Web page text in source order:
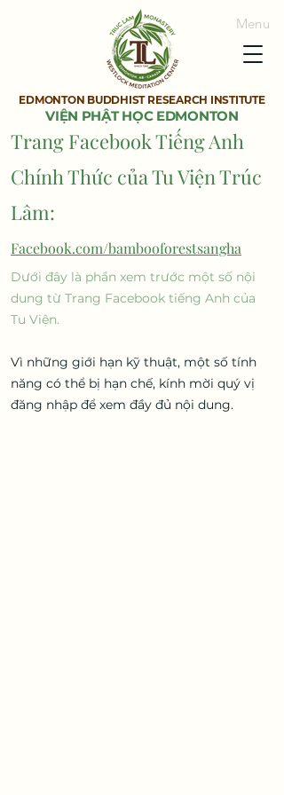
Menu
EDMONTON BUDDHIST RESEARCH INSTITUTE
VIỆN PHẬT HỌC EDMONTON
Trang Facebook Tiếng Anh
Chính Thức của Tu Viện Trúc
Lâm:
Facebook.com/bambooforestsangha
Dưới đây là phần xem trước một số nội
dung từ Trang Facebook tiếng Anh của
Tu Viện.
​Vì những giới hạn kỹ thuật, một số tính
năng có thể bị hạn chế, kính mời quý vị
đăng nhập để xem đầy đủ nội dung.